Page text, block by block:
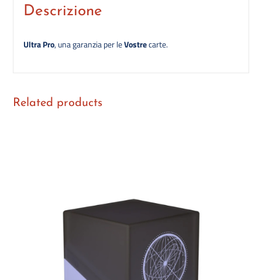
Descrizione
Ultra Pro, una garanzia per leVostrecarte.
Related products